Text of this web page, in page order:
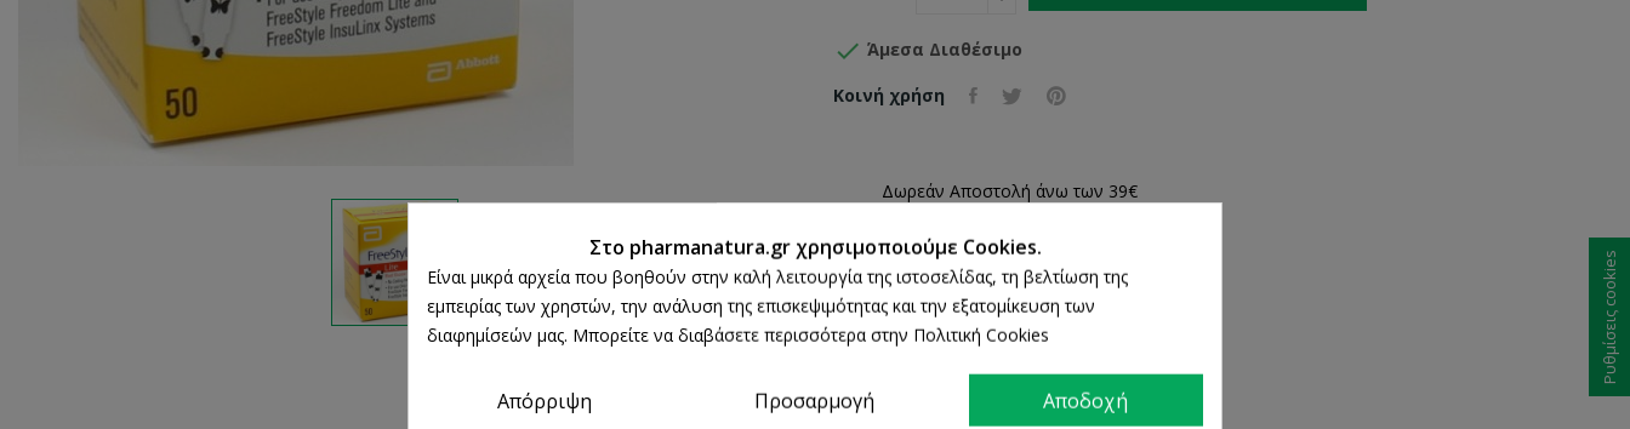
 Άμεσα Διαθέσιμο
Κοινή χρήση
Δωρεάν Αποστολή άνω των 39€
ΔΩΡΕΑΝ Αντικαταβολή
100% Επιστροφή χρημάτων
εντός 14 ημερών
Άμεση Παραλαβή
Στο pharmanatura.gr χρησιμοποιούμε Cookies.
Είναι μικρά αρχεία που βοηθούν στην καλή λειτουργία της ιστοσελίδας, τη βελτίωση της
εμπειρίας των χρηστών, την ανάλυση της επισκεψιμότητας και την εξατομίκευση των
διαφημίσεών μας. Μπορείτε να διαβάσετε περισσότερα στην Πολιτική Cookies
Απόρριψη Προσαρμογή Αποδοχή
Ρυθμίσεις cookies